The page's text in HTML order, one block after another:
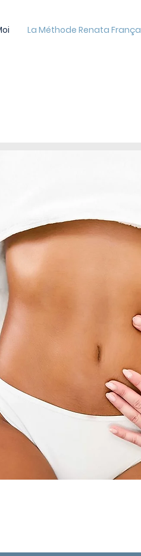
La Méthode Renata França